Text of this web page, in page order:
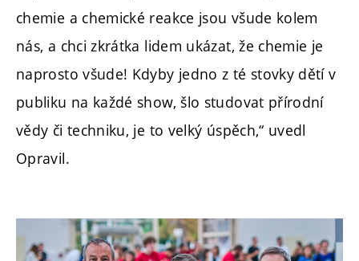
chemie a chemické reakce jsou všude kolem
nás, a chci zkrátka lidem ukázat, že chemie je
naprosto všude! Kdyby jedno z té stovky dětí v
publiku na každé show, šlo studovat přírodní
vědy či techniku, je to velký úspěch,“ uvedl
Opravil.